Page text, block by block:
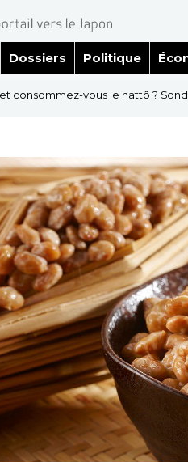
Dossiers Politique
consommez-vous le nattô ?